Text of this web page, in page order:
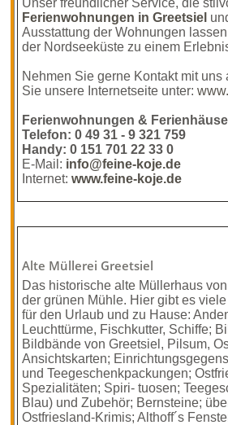
Unser freundlicher Service, die
Ferienwohnungen in Greetsiel
Ausstattung der Wohnungen
der Nordseeküste zu einem
Nehmen Sie gerne Kontakt mit uns
Sie unsere Internetseite unter:
Ferienwohnungen &
Telefon: 0 49 31 - 9 321 759
Handy: 0 151 701 22 33 0
E-Mail: info@feine-koje.de
Internet:www.feine-koje.de
Alte Müllerei Greetsiel
Das historische alte Müllerhaus
der grünen Mühle. Hier gibt es
für den Urlaub und zu Hause:
Leuchttürme, Fischkutter, Schiffe;
Bildbände von Greetsiel, Pilsum,
Ansichtskarten;
und Teegeschenkpackungen;
Spezialitäten; Spiri- tuosen;
Blau) und Zubehör; Bernsteine;
Ostfriesland-Krimis; Althoff´s